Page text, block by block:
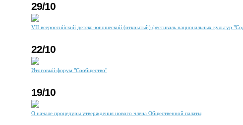
29/10
VII всероссийский детско-юношеский (открытый) фестиваль национальных культур
22/10
Итоговый форум "Сообщество"
19/10
О начале процедуры утверждения нового члена Общественной палаты